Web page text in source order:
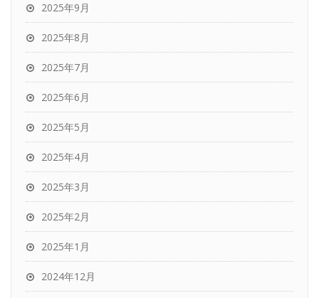
2025年9月
2025年8月
2025年7月
2025年6月
2025年5月
2025年4月
2025年3月
2025年2月
2025年1月
2024年12月